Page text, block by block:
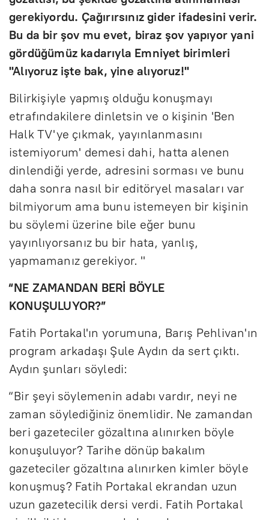
gerekiyordu. Çağırırsınız gider ifadesini verir.
Bu da bir şov mu evet, biraz şov yapıyor yani
gördüğümüz kadarıyla Emniyet birimleri
"Alıyoruz işte bak, yine alıyoruz!"
Bilirkişiyle yapmış olduğu konuşmayı
etrafındakilere dinletsin ve o kişinin 'Ben
Halk TV'ye çıkmak, yayınlanmasını
istemiyorum' demesi dahi, hatta alenen
dinlendiği yerde, adresini sorması ve bunu
daha sonra nasıl bir editöryel masaları var
bilmiyorum ama bunu istemeyen bir kişinin
bu söylemi üzerine bile eğer bunu
yayınlıyorsanız bu bir hata, yanlış,
yapmamanız gerekiyor. "
“NE ZAMANDAN BERİ BÖYLE
KONUŞULUYOR?”
Fatih Portakal'ın yorumuna, Barış Pehlivan'ın
program arkadaşı Şule Aydın da sert çıktı.
Aydın şunları söyledi:
“Bir şeyi söylemenin adabı vardır, neyi ne
zaman söylediğiniz önemlidir. Ne zamandan
beri gazeteciler gözaltına alınırken böyle
konuşuluyor? Tarihe dönüp bakalım
gazeteciler gözaltına alınırken kimler böyle
konuşmuş? Fatih Portakal ekrandan uzun
uzun gazetecilik dersi verdi. Fatih Portakal